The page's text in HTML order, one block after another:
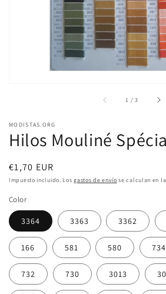
vista
de
galería
1 /de
3
MODISTAS.ORG
Hilos Mouliné
Precio
habitual
€1,70 EUR
Impuesto incluido. Losgastos de envío se calculan en
Color
3364 3363 3362
166 581 580 734
732 730 3013